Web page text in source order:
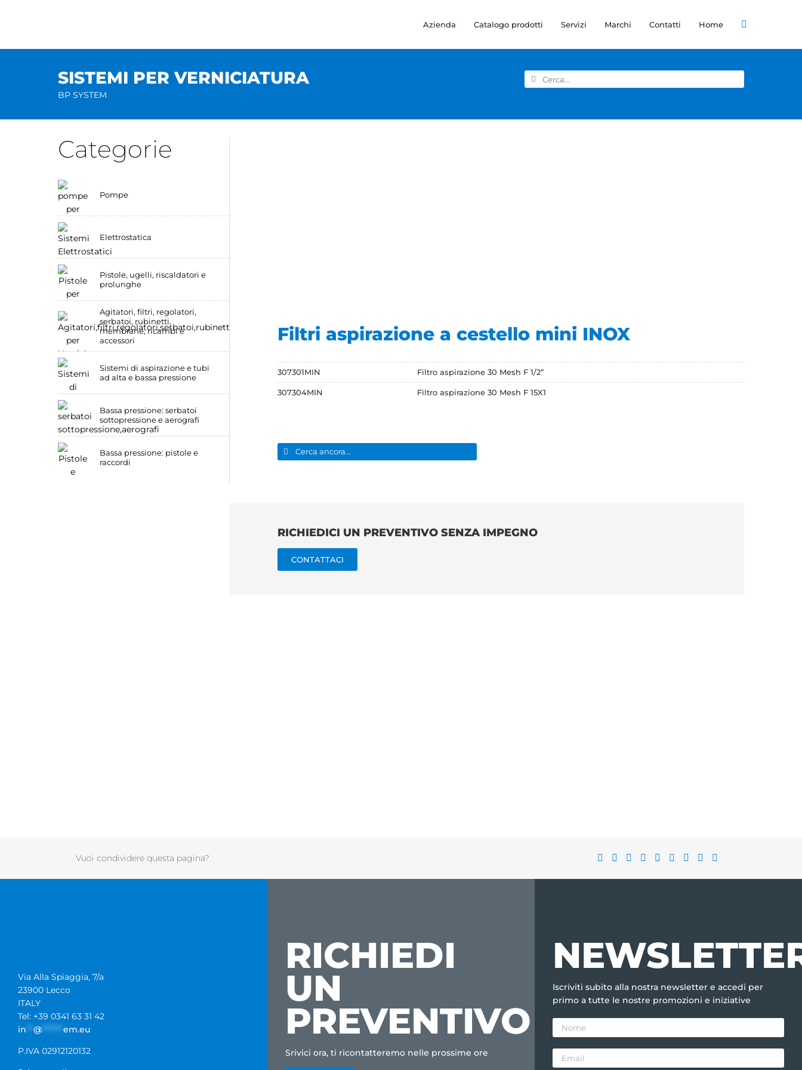
Azienda Catalogo prodotti Servizi Marchi Contatti Home
SISTEMI PER VERNICIATURA
BP SYSTEM
Cerca
per:
Categorie
Pompe
Elettrostatica
Pistole, ugelli, riscaldatori e
prolunghe
Agitatori, filtri, regolatori,
serbatoi, rubinetti,
membrane, ricambi e
accessori
Sistemi di aspirazione e tubi
ad alta e bassa pressione
Bassa pressione: serbatoi
sottopressione e aerografi
Bassa pressione: pistole e
raccordi
Filtri aspirazione a cestello mini INOX
307301MIN Filtro aspirazione 30 Mesh F 1/2”
307304MIN Filtro aspirazione 30 Mesh F 15X1
Cerca
per:
RICHIEDICI UN PREVENTIVO SENZA IMPEGNO
CONTATTACI
Vuoi condividere questa pagina?
Via Alla Spiaggia, 7/a
23900 Lecco
ITALY
Tel: +39 0341 63 31 42
in
@ ****** em.eu
P.IVA 02912120132
RICHIEDI
UN
PREVENTIVO
Srivici ora, ti ricontatteremo nelle prossime ore
Iscriviti subito alla nostra newsletter e accedi per
primo a tutte le nostre promozioni e iniziative